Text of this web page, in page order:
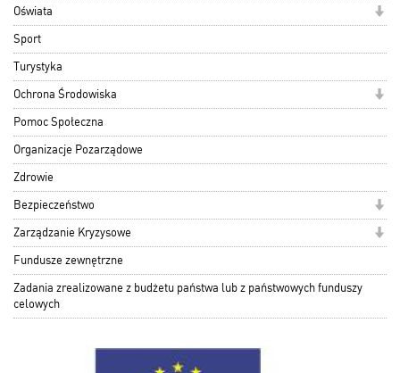
Oświata
Sport
Turystyka
Ochrona Środowiska
Pomoc Społeczna
Organizacje Pozarządowe
Zdrowie
Bezpieczeństwo
Zarządzanie Kryzysowe
Fundusze zewnętrzne
Zadania zrealizowane z budżetu państwa lub z państwowych funduszy
celowych